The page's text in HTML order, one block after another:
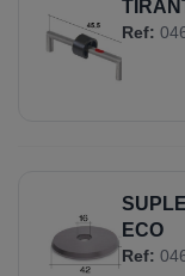
Ref:
ECO
Ref: